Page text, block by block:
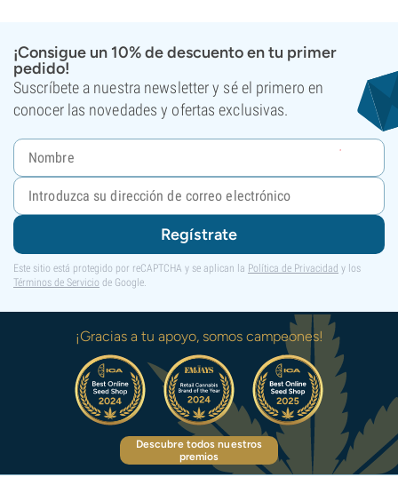
¡Consigue un 10% de descuento en tu primer
pedido!
Suscríbete a nuestra newsletter y sé el primero en
conocer las novedades y ofertas exclusivas.
Regístrate
Este sitio está protegido por reCAPTCHA y se aplican la Política de Privacidad y los
Términos de Servicio de Google.
¡Gracias a tu apoyo, somos campeones!
Descubre todos nuestros
premios